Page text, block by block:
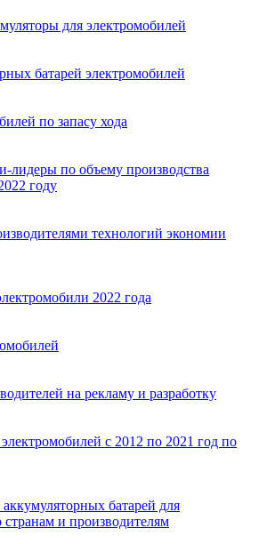
для электромобилей
батарей электромобилей
по запасу хода
лидеры по объему производства
году
технологий экономии
2022 года
на рекламу и разработку
с 2012 по 2021 год по
батарей для
и производителям